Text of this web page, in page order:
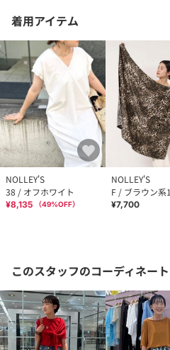
着用アイテム
NOLLEY'S
38 / オフホワイト
¥8,135 （49%OFF）
NOLLEY'S
F / ブラウン系1
¥7,700
このスタッフのコーディネート